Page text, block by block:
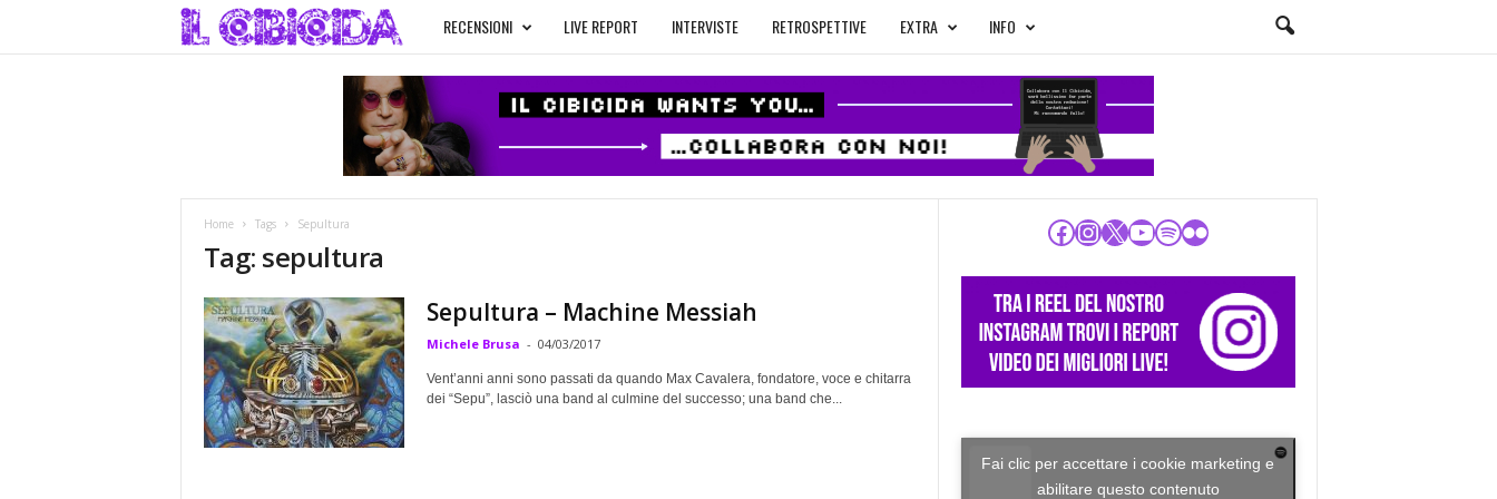
l
C
c
i
RECENSIONI LIVE REPORT INTERVISTE RETROSPETTIVE EXTRA INFO
Home Tags Sepultura
Tag: sepultura
Sepultura – Machine Messiah
Michele Brusa - 04/03/2017
Vent’anni anni sono passati da quando Max Cavalera, fondatore, voce e chitarra
dei “Sepu”, lasciò una band al culmine del successo; una band che...
Facebook InstagramX YouTube Spotify Flickr
Fai clic per accettare i cookie marketing e
abilitare questo contenuto